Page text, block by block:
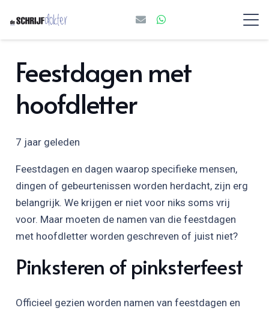
Feestdagen met
hoofdletter
7 jaar geleden
Feestdagen en dagen waarop specifieke mensen,
dingen of gebeurtenissen worden herdacht, zijn erg
belangrijk. We krijgen er niet voor niks soms vrij
voor. Maar moeten de namen van die feestdagen
met hoofdletter worden geschreven of juist niet?
Pinksteren of pinksterfeest
Officieel gezien worden namen van feestdagen en